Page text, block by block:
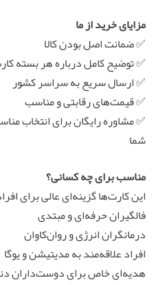
مزایای خرید از ما
✅ ضمانت اصل بودن کالا
✅ توضیح کامل درباره هر بسته
✅ ارسال سریع به سراسر کشور
✅ قیمت‌های رقابتی و مناسب
✅ مشاوره رایگان برای انتخاب
شما
مناسب برای چه کسانی؟
این کارت‌ها گزینه‌ای عالی برای
فالگیران حرفه‌ای و مبتدی
درمانگران انرژی و روان‌کاوان
افراد علاقه‌مند به مدیتیشن و یوگا
هدیه‌ای خاص برای دوست‌داران